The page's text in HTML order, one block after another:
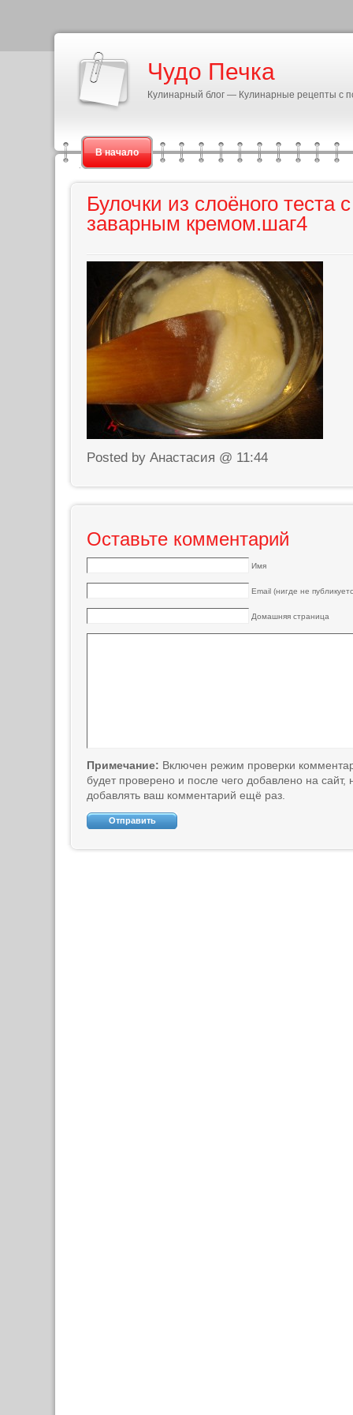
Чудо Печка
Кулинарный блог — Кулинарные рецепты с
В начало
Булочки из слоёного теста
заварным кремом.шаг4
Posted by Анастасия @ 11:44
Оставьте комментарий
Имя
Email (нигде не
Домашняя страница
Примечание: Включен режим проверки
будет проверено и после чего добавлено на сайт,
добавлять ваш комментарий ещё раз.